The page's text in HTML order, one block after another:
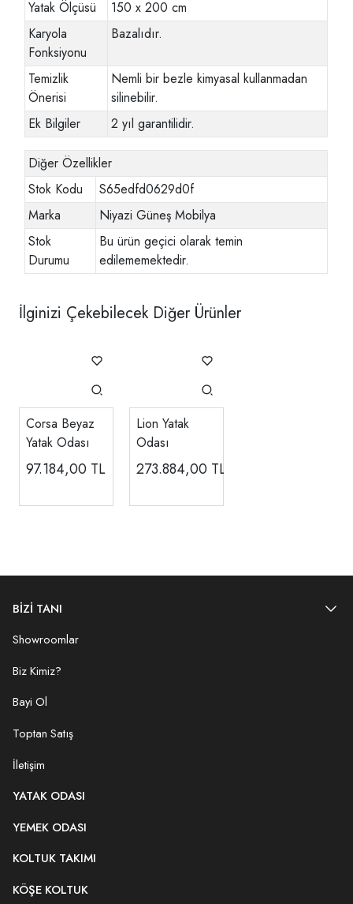
Yatak Ölçüsü
150 x 200 cm
Karyola
Fonksiyonu
Bazalıdır.
Temizlik
Önerisi
Nemli bir bezle kimyasal kullanmadan
silinebilir.
Ek Bilgiler
2 yıl garantilidir.
Diğer Özellikler
Stok Kodu
S65edfd0629d0f
Marka
Niyazi Güneş Mobilya
Stok
Durumu
Bu ürün geçici olarak temin
edilememektedir.
İlginizi Çekebilecek Diğer Ürünler
Corsa Beyaz
Yatak Odası
97.184,00 TL
Lion Yatak
Odası
273.884,00 TL
BİZİ TANI
Showroomlar
Biz Kimiz?
Bayi Ol
Toptan Satış
İletişim
YATAK ODASI
YEMEK ODASI
KOLTUK TAKIMI
KÖŞE KOLTUK